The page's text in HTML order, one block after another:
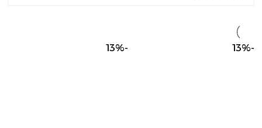
-13%
-13%